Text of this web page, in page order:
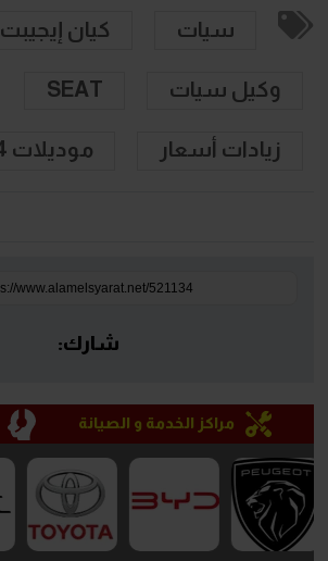
سيات كيان إيجيبت
وكيل سيات SEAT
زيادات أسعار موديلات 2024
شارك:
مراكز الخدمة و الصيانة